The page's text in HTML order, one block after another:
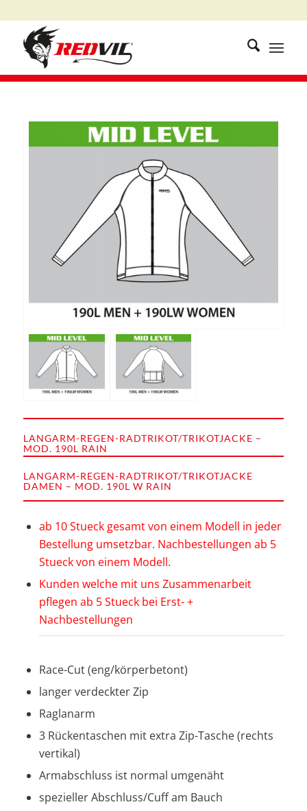
LANGARM-REGEN-RADTRIKOT/TRIKOTJACKE –
MOD. 190L RAIN
LANGARM-REGEN-RADTRIKOT/TRIKOTJACKE
DAMEN – MOD. 190L W RAIN
ab 10 Stueck gesamt von einem Modell in jeder
Bestellung umsetzbar. Nachbestellungen ab 5
Stueck von einem Modell.
Kunden welche mit uns Zusammenarbeit
pflegen ab 5 Stueck bei Erst- +
Nachbestellungen
Race-Cut (eng/körperbetont)
langer verdeckter Zip
Raglanarm
3 Rückentaschen mit extra Zip-Tasche (rechts
vertikal)
Armabschluss ist normal umgenäht
spezieller Abschluss/Cuff am Bauch